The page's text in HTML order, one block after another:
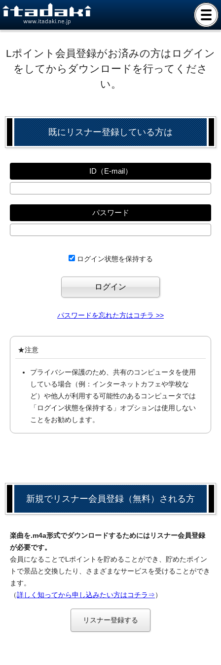
www.itadaki.ne.jp
Lポイント会員登録がお済みの方はログイン
をしてからダウンロードを行ってくださ
い。
既にリスナー登録している方は
ID（E-mail）
パスワード
ログイン状態を保持する
パスワードを忘れた方はコチラ >>
★注意
プライバシー保護のため、共有のコンピュータを使用
している場合（例：インターネットカフェや学校な
ど）や他人が利用する可能性のあるコンピュータでは
「ログイン状態を保持する」オプションは使用しない
ことをお勧めします。
新規でリスナー会員登録（無料）される方
楽曲を.m4a形式でダウンロードするためにはリスナー会員登録
が必要です。
会員になることでLポイントを貯めることができ、貯めたポイン
トで景品と交換したり、さまざまなサービスを受けることができ
ます。
（詳しく知ってから申し込みたい方はコチラ⇒）
リスナー登録する